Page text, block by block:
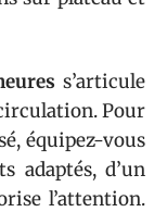
s’articule
Pour
équipez-vous
adaptés, d’un
l’attention.